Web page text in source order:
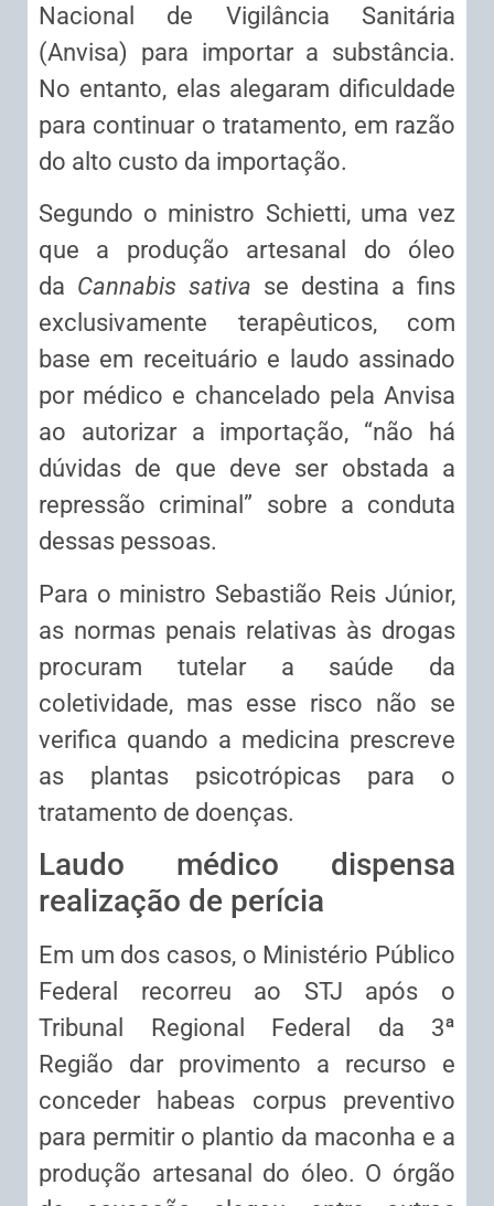
Nacional de Vigilância Sanitária
(Anvisa) para importar a substância.
No entanto, elas alegaram dificuldade
para continuar o tratamento, em razão
do alto custo da importação.
Segundo o ministro Schietti, uma vez
que a produção artesanal do óleo
da Cannabis sativa se destina a fins
exclusivamente terapêuticos, com
base em receituário e laudo assinado
por médico e chancelado pela Anvisa
ao autorizar a importação, “não há
dúvidas de que deve ser obstada a
repressão criminal” sobre a conduta
dessas pessoas.
Para o ministro Sebastião Reis Júnior,
as normas penais relativas às drogas
procuram tutelar a saúde da
coletividade, mas esse risco não se
verifica quando a medicina prescreve
as plantas psicotrópicas para o
tratamento de doenças.
Laudo médico dispensa
realização de perícia
Em um dos casos, o Ministério Público
Federal recorreu ao STJ após o
Tribunal Regional Federal da 3ª
Região dar provimento a recurso e
conceder
habeas corpuspreventivo
para permitir o plantio da maconha e a
produção artesanal do óleo. O órgão